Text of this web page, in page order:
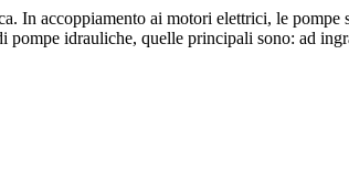
In accoppiamento ai motori elettrici, le
idrauliche, quelle principali sono: ad